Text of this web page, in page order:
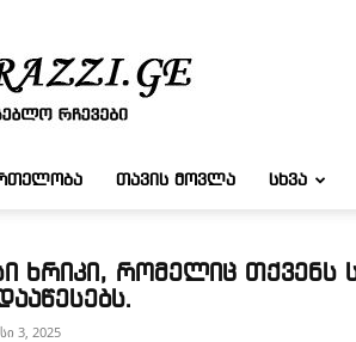
რჩევები
ᲗᲐᲕᲘᲡ ᲛᲝᲕᲚᲐ ᲡᲮᲕᲐ
ხრიკი, რომელიც თქვენს
3, 2025